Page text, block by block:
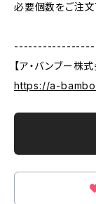
必要個数をご注文
【ア・バンブー株
https://a-